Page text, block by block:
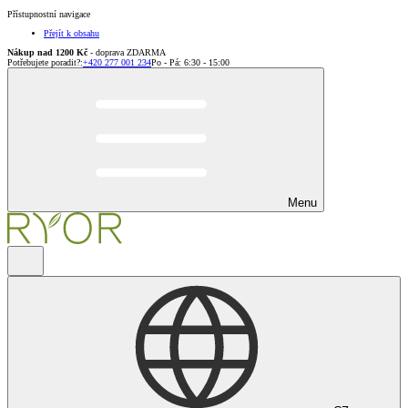
Přístupnostní navigace
Přejít k obsahu
Nákup nad 1200 Kč - doprava ZDARMA
Potřebujete poradit?:+420 277 001 234Po - Pá: 6:30 - 15:00
Menu